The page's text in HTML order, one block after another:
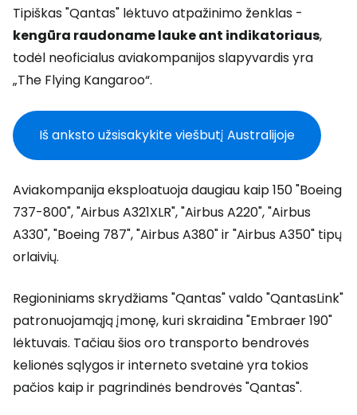
Tipiškas "Qantas" lėktuvo atpažinimo ženklas -
kengūra raudoname lauke ant indikatoriaus,
todėl neoficialus aviakompanijos slapyvardis yra
„The Flying Kangaroo“.
Iš anksto užsisakykite viešbutį Australijoje
Aviakompanija eksploatuoja daugiau kaip 150 "Boeing
737-800", "Airbus A321XLR", "Airbus A220", "Airbus
A330", "Boeing 787", "Airbus A380" ir "Airbus A350" tipų
orlaivių.
Regioniniams skrydžiams "Qantas" valdo "QantasLink"
patronuojamąją įmonę, kuri skraidina "Embraer 190"
lėktuvais. Tačiau šios oro transporto bendrovės
kelionės sąlygos ir interneto svetainė yra tokios
pačios kaip ir pagrindinės bendrovės "Qantas".